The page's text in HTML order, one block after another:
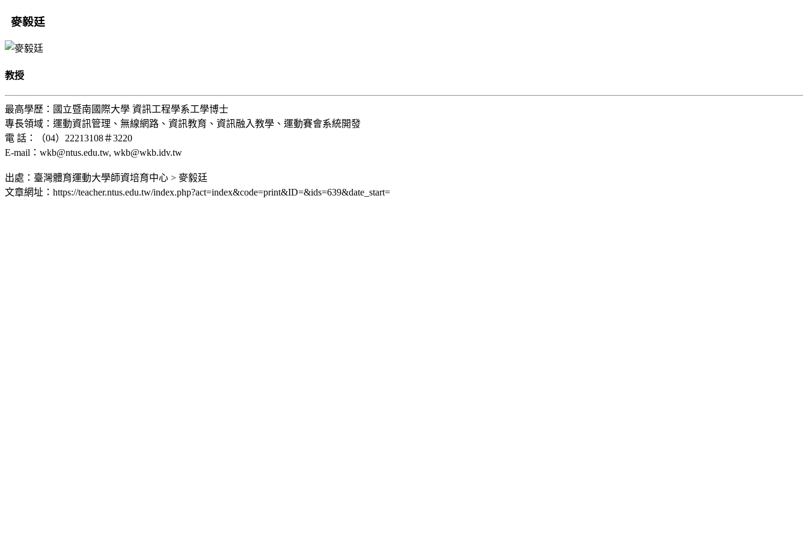
麥毅廷
教授
最高學歷：國立暨南國際大學 資訊工程學系工學博士
專長領域：運動資訊管理、無線網路、資訊教育、資訊融入教學、運動賽會系統開發
電 話：（04）22213108＃3220
E-mail：wkb@ntus.edu.tw, wkb@wkb.idv.tw
出處：臺灣體育運動大學師資培育中心 > 麥毅廷
文章網址：https://teacher.ntus.edu.tw/index.php?act=index&code=print&ID=&ids=639&date_start=